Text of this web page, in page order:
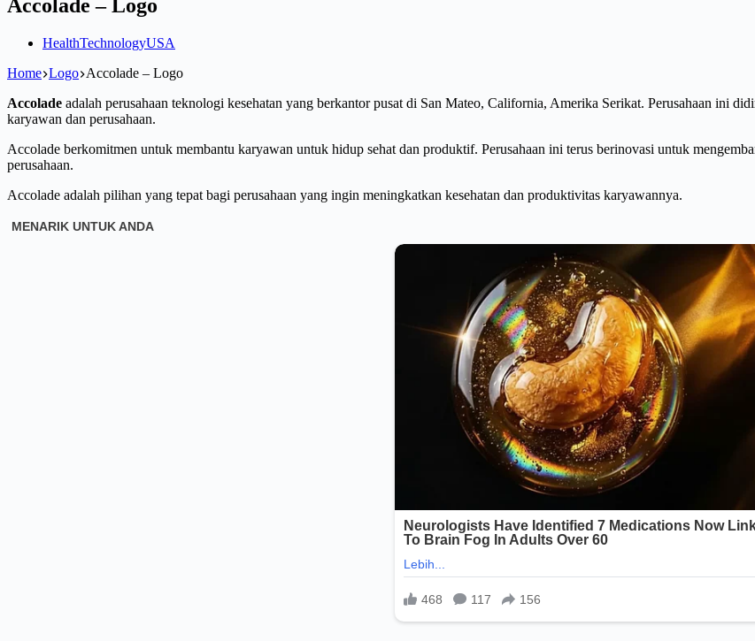
Accolade – Logo
HealthTechnologyUSA
Home Logo Accolade – Logo
Accolade adalah perusahaan teknologi kesehatan yang berkantor pusat di San Mateo, California, Amerika Serikat. Perusahaan ini
karyawan dan perusahaan.
Accolade berkomitmen untuk membantu karyawan untuk hidup sehat dan produktif. Perusahaan ini terus berinovasi untuk
perusahaan.
Accolade adalah pilihan yang tepat bagi perusahaan yang ingin meningkatkan kesehatan dan produktivitas karyawannya.